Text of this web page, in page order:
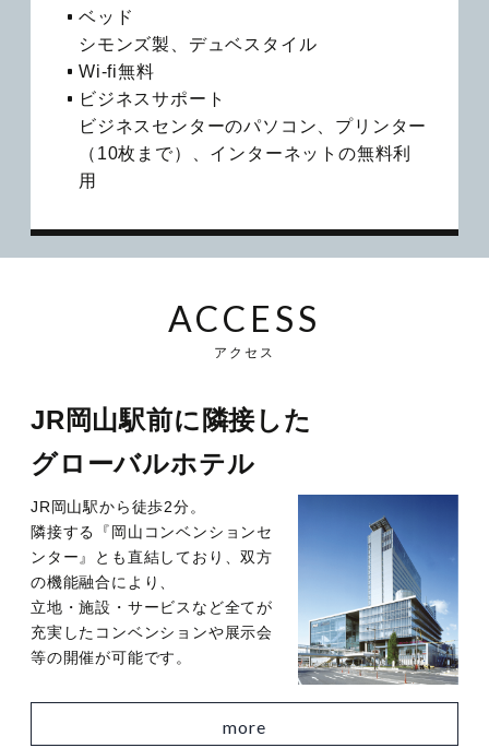
ベッド
シモンズ製、デュベスタイル
Wi-fi無料
ビジネスサポート
ビジネスセンターのパソコン、プリンター
（10枚まで）、インターネットの無料利
用
ACCESS
アクセス
JR岡山駅前に隣接した
グローバルホテル
JR岡山駅から徒歩2分。
隣接する『岡山コンベンションセ
ンター』とも直結しており、双方
の機能融合により、
立地・施設・サービスなど全てが
充実したコンベンションや展示会
等の開催が可能です。
more